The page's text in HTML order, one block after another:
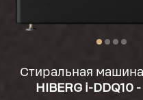
Стиральная
HIBERG i-DDQ10 -